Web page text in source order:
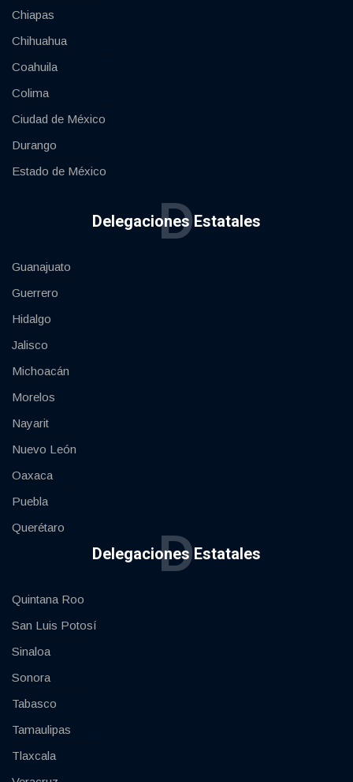
Chiapas
Chihuahua
Coahuila
Colima
Ciudad de México
Durango
Estado de México
Delegaciones Estatales
D
Guanajuato
Guerrero
Hidalgo
Jalisco
Michoacán
Morelos
Nayarit
Nuevo León
Oaxaca
Puebla
Querétaro
Delegaciones Estatales
D
Quintana Roo
San Luis Potosí
Sinaloa
Sonora
Tabasco
Tamaulipas
Tlaxcala